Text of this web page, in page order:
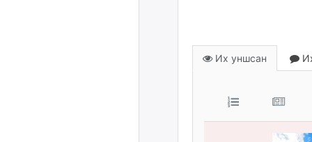
Их уншсан